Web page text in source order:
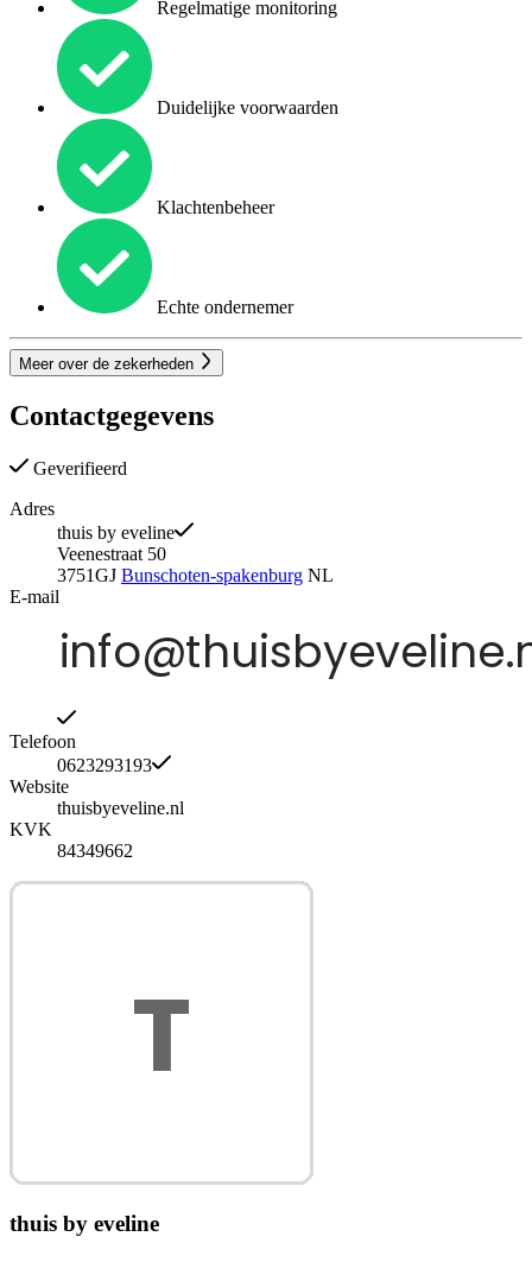
Regelmatige monitoring
Duidelijke voorwaarden
Klachtenbeheer
Echte ondernemer
Meer over de zekerheden
Contactgegevens
Geverifieerd
Adres
thuis by eveline
Veenestraat 50
3751GJ Bunschoten-spakenburg NL
E-mail
Telefoon
0623293193
Website
thuisbyeveline.nl
KVK
84349662
thuis by eveline